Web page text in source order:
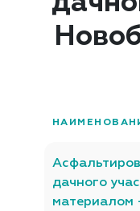
дачного
материалом